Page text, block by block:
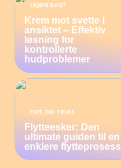
SKJØNNHET
Krem mot svette i
ansiktet – Effektiv
løsning for
kontrollerte
hudproblemer
TIPS OG TRIKS
Flytteesker: Den
ultimate guiden til en
enklere flytteprosess